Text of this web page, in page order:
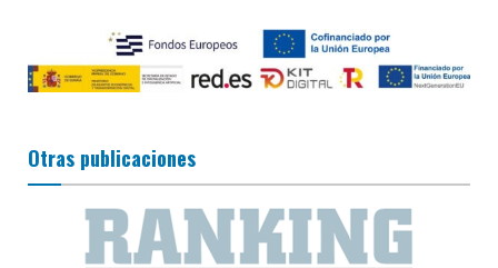
Otras publicaciones